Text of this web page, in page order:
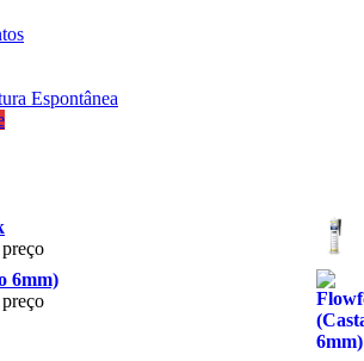
Espontânea
6mm)